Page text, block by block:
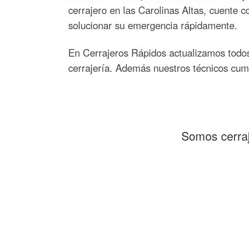
cerrajero en las Carolinas Altas, cuente
solucionar su emergencia rápidamente.
En Cerrajeros Rápidos actualizamos
cerrajería. Además nuestros técnicos
Somos